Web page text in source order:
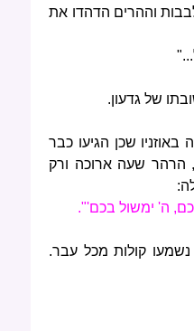
וההרים הדהדו את
של גדעון.
שכן הגיעו כבר
הרהר שעה ארוכה ורק
ה' ימשול בכם'".
נשמעו קולות מכל עבר.